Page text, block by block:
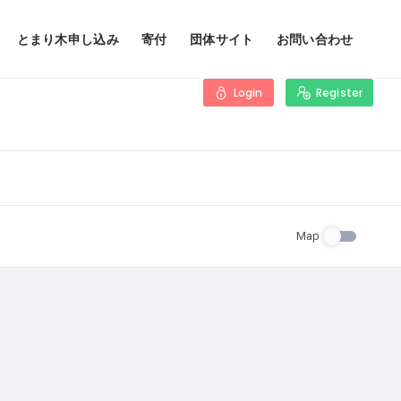
とまり木申し込み 寄付 団体サイト お問い合わせ
Login Register
Map